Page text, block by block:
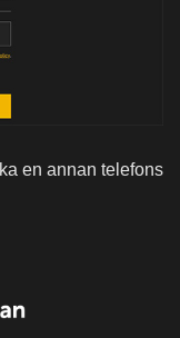
en annan telefons